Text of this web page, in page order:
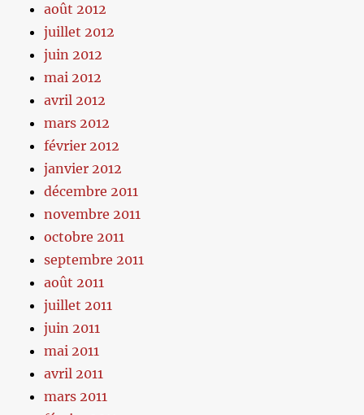
août 2012
juillet 2012
juin 2012
mai 2012
avril 2012
mars 2012
février 2012
janvier 2012
décembre 2011
novembre 2011
octobre 2011
septembre 2011
août 2011
juillet 2011
juin 2011
mai 2011
avril 2011
mars 2011